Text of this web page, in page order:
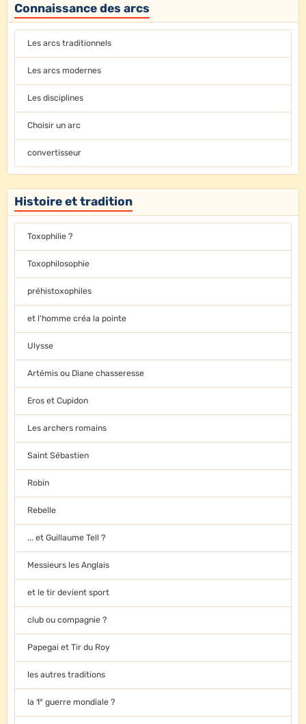
Connaissance des arcs
Les arcs traditionnels
Les arcs modernes
Les disciplines
Choisir un arc
convertisseur
Histoire et tradition
Toxophilie ?
Toxophilosophie
préhistoxophiles
et l'homme créa la pointe
Ulysse
Artémis ou Diane chasseresse
Eros et Cupidon
Les archers romains
Saint Sébastien
Robin
Rebelle
... et Guillaume Tell ?
Messieurs les Anglais
et le tir devient sport
club ou compagnie ?
Papegai et Tir du Roy
les autres traditions
la 1° guerre mondiale ?